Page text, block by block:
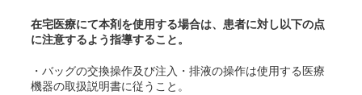
在宅医療にて本剤を使用する場合は、患者に対し以下の点
に注意するよう指導すること。
・バッグの交換操作及び注入・排液の操作は使用する医療
機器の取扱説明書に従うこと。